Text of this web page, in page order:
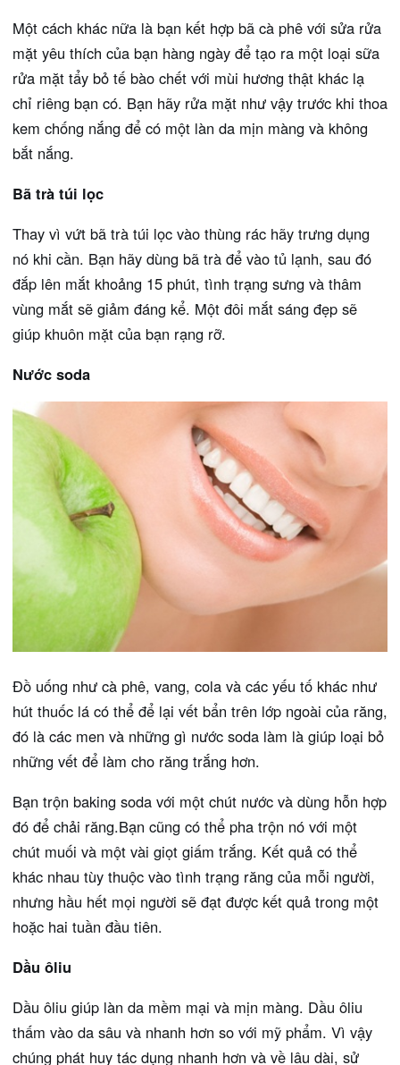
Một cách khác nữa là bạn kết hợp bã cà phê với sửa rửa
mặt yêu thích của bạn hàng ngày để tạo ra một loại sữa
rửa mặt tẩy bỏ tế bào chết với mùi hương thật khác lạ
chỉ riêng bạn có. Bạn hãy rửa mặt như vậy trước khi thoa
kem chống nắng để có một làn da mịn màng và không
bắt nắng.
Bã trà túi lọc
Thay vì vứt bã trà túi lọc vào thùng rác hãy trưng dụng
nó khi cần. Bạn hãy dùng bã trà để vào tủ lạnh, sau đó
đắp lên mắt khoảng 15 phút, tình trạng sưng và thâm
vùng mắt sẽ giảm đáng kể. Một đôi mắt sáng đẹp sẽ
giúp khuôn mặt của bạn rạng rỡ.
Nước soda
Đồ uống như cà phê, vang, cola và các yếu tố khác như
hút thuốc lá có thể để lại vết bẩn trên lớp ngoài của răng,
đó là các men và những gì nước soda làm là giúp loại bỏ
những vết để làm cho răng trắng hơn.
Bạn trộn baking soda với một chút nước và dùng hỗn hợp
đó để chải răng.Bạn cũng có thể pha trộn nó với một
chút muối và một vài giọt giấm trắng. Kết quả có thể
khác nhau tùy thuộc vào tình trạng răng của mỗi người,
nhưng hầu hết mọi người sẽ đạt được kết quả trong một
hoặc hai tuần đầu tiên.
Dầu ôliu
Dầu ôliu giúp làn da mềm mại và mịn màng. Dầu ôliu
thấm vào da sâu và nhanh hơn so với mỹ phẩm. Vì vậy
chúng phát huy tác dụng nhanh hơn và về lâu dài, sử